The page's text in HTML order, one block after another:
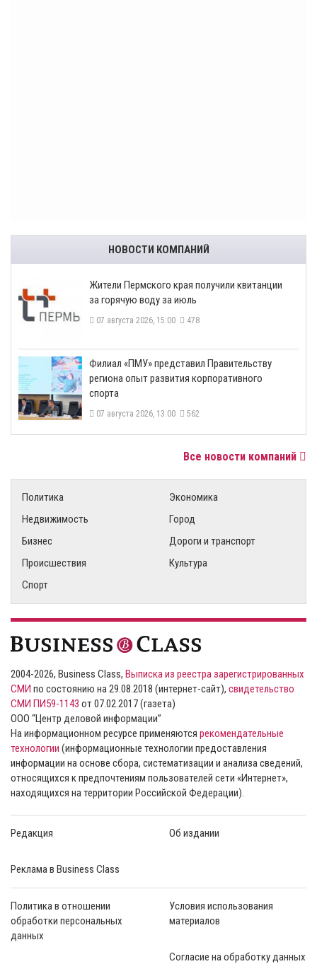
НОВОСТИ КОМПАНИЙ
​Жители Пермского края получили квитанции
за горячую воду за июль
07 августа 2026, 15:00 478
​Филиал «ПМУ» представил Правительству
региона опыт развития корпоративного
спорта
07 августа 2026, 13:00 562
Все новости компаний
Политика
Экономика
Недвижимость
Город
Бизнес
Дороги и транспорт
Происшествия
Культура
Спорт
2004-2026, Business Class, Выписка из реестра зарегистрированных
СМИ по состоянию на 29.08.2018 (интернет-сайт), свидетельство
СМИ ПИ59-1143 от 07.02.2017 (газета)
ООО “Центр деловой информации”
На информационном ресурсе применяются рекомендательные
технологии (информационные технологии предоставления
информации на основе сбора, систематизации и анализа сведений,
относящихся к предпочтениям пользователей сети «Интернет»,
находящихся на территории Российской Федерации).
Редакция Об издании
Реклама в Business Class
Политика в отношении
обработки персональных
данных
Условия использования
материалов
Согласие на обработку данных